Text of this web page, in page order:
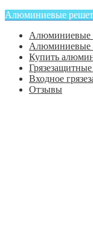
Алюминиевые
Алюминиевые
Алюминиевые
Купить
Входное
Отзывы